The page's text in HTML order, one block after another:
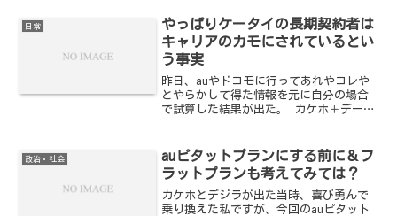
ることは間違いない...
日常
やっぱりケータイの長期契約者は
キャリアのカモにされているとい
う事実
昨日、auやドコモに行ってあれやコレや
とやらかして得た情報を元に自分の場合
で試算した結果が出た。 カケホ＋データ
・ドコモへ 310,000円 ・IIJへ...
政治・社会
auピタットプランにする前に＆フ
ラットプランも考えてみては？
カケホとデジラが出た当時、喜び勇んで
乗り換えた私ですが、今回のauピタット